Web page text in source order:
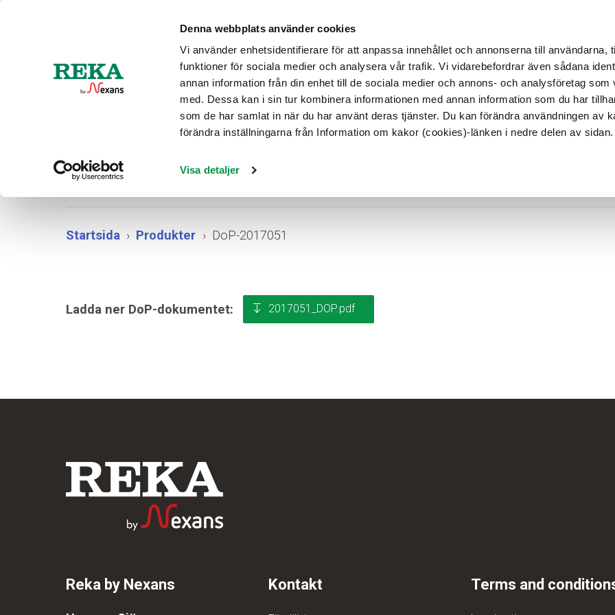
Denna webbplats använder cookies
Vi använder enhetsidentifierare för att anpassa innehållet och annonserna till användarna,
funktioner för sociala medier och analysera vår trafik. Vi vidarebefordrar även sådana
annan information från din enhet till de sociala medier och annons- och analysföretag som
med. Dessa kan i sin tur kombinera informationen med annan information som du har
som de har samlat in när du har använt deras tjänster. Du kan förändra användningen av
förändra inställningarna från Information om kakor (cookies)-länken i nedre delen av sidan.
Visa detaljer
Aktuellt Hållbarhet
PRODUKTER ANVÄNDNINGSOMRÅDEN TRUMMOR
Startsida Produkter DoP-2017051
Ladda ner DoP-dokumentet: 2017051_DOP.pdf
Reka by Nexans Kontakt Terms and